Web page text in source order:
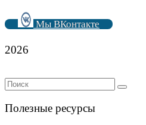
Мы ВКонтакте
2026
Полезные ресурсы